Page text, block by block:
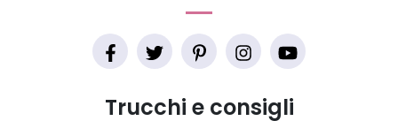
Trucchi e consigli